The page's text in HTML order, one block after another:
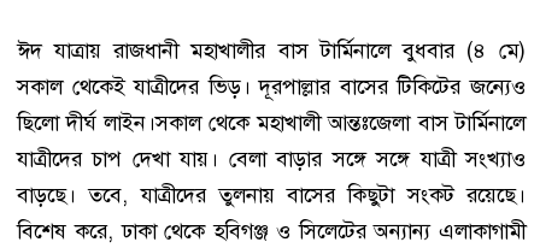
ঈদ যাত্রায় রাজধানী মহাখালীর বাস টার্মিনালে বুধবার (৪ মে)
সকাল থেকেই যাত্রীদের ভিড়। দূরপাল্লার বাসের টিকিটের জন্যেও
ছিলো দীর্ঘ লাইন।সকাল থেকে মহাখালী আন্তঃজেলা বাস টার্মিনালে
যাত্রীদের চাপ দেখা যায়। বেলা বাড়ার সঙ্গে সঙ্গে যাত্রী সংখ্যাও
বাড়ছে। তবে, যাত্রীদের তুলনায় বাসের কিছুটা সংকট রয়েছে।
বিশেষ করে, ঢাকা থেকে হবিগঞ্জ ও সিলেটের অন্যান্য এলাকাগামী